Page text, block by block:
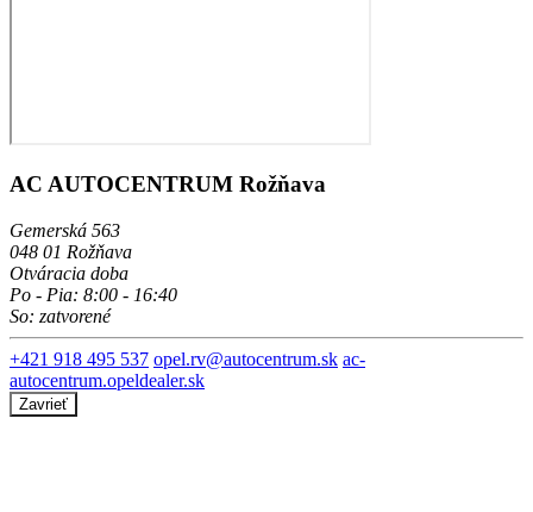
AC AUTOCENTRUM Rožňava
Gemerská 563
048 01 Rožňava
Otváracia doba
Po - Pia: 8:00 - 16:40
So: zatvorené
+421 918 495 537 opel.rv@autocentrum.sk ac-
autocentrum.opeldealer.sk
Zavrieť